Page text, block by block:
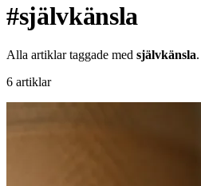
#självkänsla
Alla artiklar taggade med självkänsla.
6 artiklar